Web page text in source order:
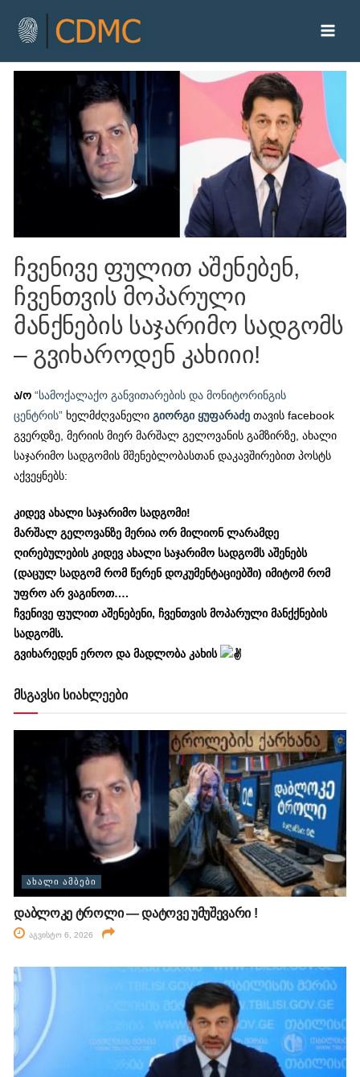
ჩვენივე ფულით აშენებენ,
ჩვენთვის მოპარული
მანქნების საჯარიმო სადგომს
– გვიხაროდენ კახიიი!
ა/ო “სამოქალაქო განვითარების და მონიტორინგის
ცენტრის” ხელმძღვანელიგიორგი ყუფარაძე თავის facebook
გვერდზე, მერიის მიერ მარშალ გელოვანის გამზირზე, ახალი
საჯარიმო სადგომის მშენებლობასთან დაკავშირებით პოსტს
აქვეყნებს:
კიდევ ახალი საჯარიმო სადგომი!
მარშალ გელოვანზე მერია ორ მილიონ ლარამდე
ღირებულების კიდევ ახალი საჯარიმო სადგომს აშენებს
(დაცულ სადგომ რომ წერენ დოკუმენტაციებში) იმიტომ რომ
უფრო არ ვაგინოთ….
ჩვენივე ფულით აშენებენი, ჩვენთვის მოპარული მანქქნების
სადგომს.
გვიხარედენ ეროო და მადლობა კახის
მსგავსი სიახლეები
ᲐᲮᲐᲚᲘ ᲐᲛᲑᲔᲑᲘ
დაბლოკე ტროლი — დატოვე უმუშევარი !
აგვისტო 6, 2026